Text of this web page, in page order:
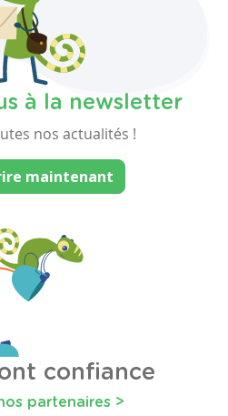
à la newsletter
nos actualités !
maintenant
confiance
partenaires >